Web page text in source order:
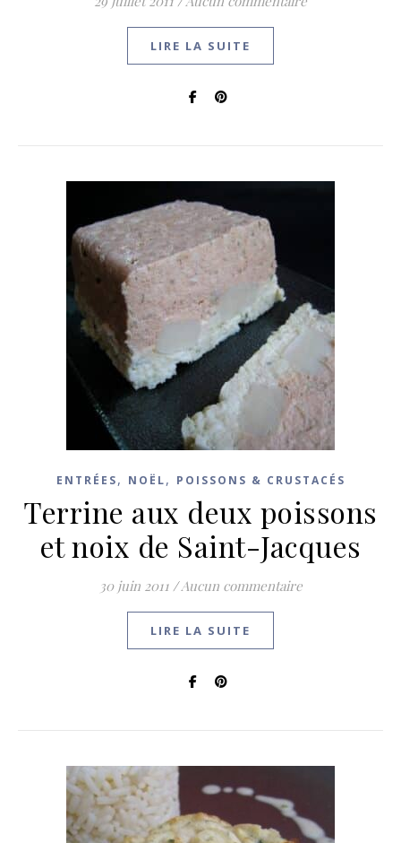
LIRE LA SUITE
ENTRÉES, NOËL, POISSONS & CRUSTACÉS
Terrine aux deux poissons
et noix de Saint-Jacques
30 juin 2011 /Aucun commentaire
LIRE LA SUITE